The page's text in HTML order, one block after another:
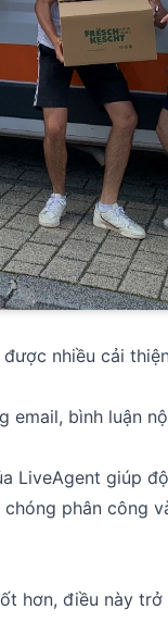
nhiều cải
email, bình luận
LiveAgent giúp
phân công
hơn, điều này